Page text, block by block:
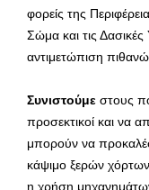
φορείς της
Σώμα και τις
αντιμετώπιση
Συνιστούμε στους
προσεκτικοί και να
μπορούν να
κάψιμο ξερών
η χρήση